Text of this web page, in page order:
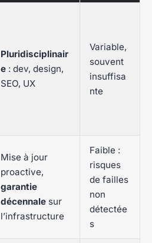
Pluridisciplinair
e : dev, design,
SEO, UX
Variable,
souvent
insuffisa
nte
Mise à jour
proactive,
garantie
décennale sur
l’infrastructure
Faible :
risques
de failles
non
détectée
s